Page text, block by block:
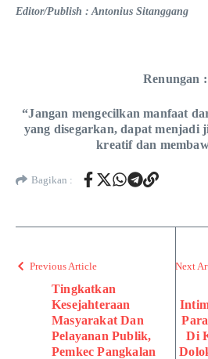
Editor/Publish : Antonius Sitanggang
Renungan :
“Jangan mengecilkan manfaat
yang disegarkan, dapat menjadi
kreatif dan
Bagikan :
Previous Article
Tingkatkan
Kesejahteraan
Masyarakat Dan
Pelayanan Publik,
Pemkec Pangkalan
Next
Di